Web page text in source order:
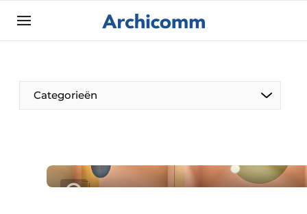
Aanmelden
ArchiComm | Magazine over architectuur,
interieur- & landschapsarchitectuur
Nieuwsbrief
Categorieën
De Pen